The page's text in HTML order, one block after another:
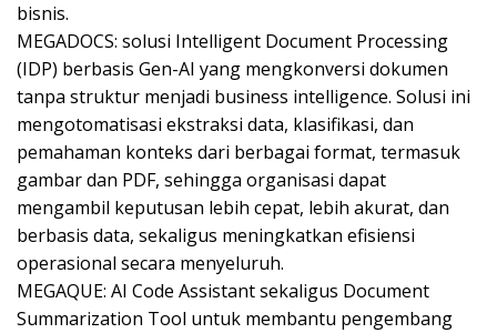
bisnis.
MEGADOCS: solusi Intelligent Document Processing
(IDP) berbasis Gen-AI yang mengkonversi dokumen
tanpa struktur menjadi business intelligence. Solusi ini
mengotomatisasi ekstraksi data, klasifikasi, dan
pemahaman konteks dari berbagai format, termasuk
gambar dan PDF, sehingga organisasi dapat
mengambil keputusan lebih cepat, lebih akurat, dan
berbasis data, sekaligus meningkatkan efisiensi
operasional secara menyeluruh.
MEGAQUE: AI Code Assistant sekaligus Document
Summarization Tool untuk membantu pengembang